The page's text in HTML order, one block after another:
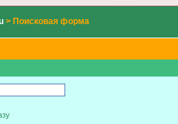
> Поисковая форма